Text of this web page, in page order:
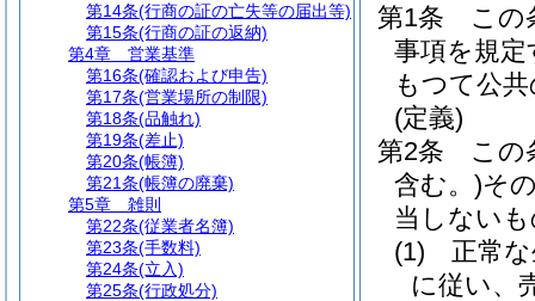
第1条
この
事項を規
もつて公
(定義)
第2条
この
含む。)そ
当しない
(1)
正常
に従い、
第14条(行商の証の亡失等の届出等)
第15条(行商の証の返納)
第4章
営業基準
第16条(確認および申告)
第17条(営業場所の制限)
第18条(品触れ)
第19条(差止)
第20条(帳簿)
第21条(帳簿の廃棄)
第5章
雑則
第22条(従業者名簿)
第23条(手数料)
第24条(立入)
第25条(行政処分)